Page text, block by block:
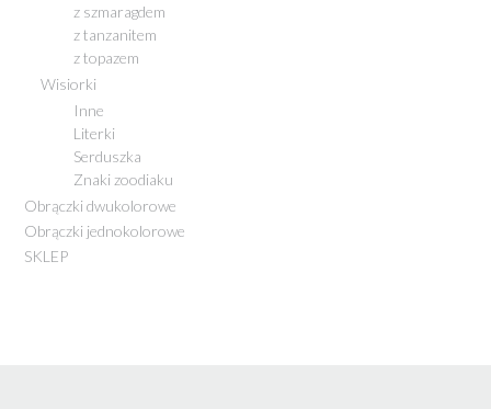
z szmaragdem
z tanzanitem
z topazem
Wisiorki
Inne
Literki
Serduszka
Znaki zoodiaku
Obrączki dwukolorowe
Obrączki jednokolorowe
SKLEP